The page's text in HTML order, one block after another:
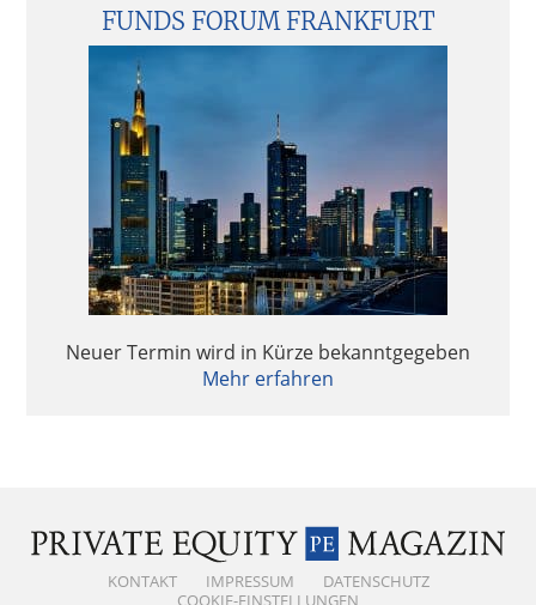
FUNDS FORUM FRANKFURT
Neuer Termin wird in Kürze bekanntgegeben
Mehr erfahren
KONTAKT IMPRESSUM
DATENSCHUTZ
COOKIE-EINSTELLUNGEN